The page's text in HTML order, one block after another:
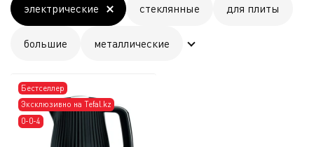
электрические стеклянные для плиты
большие металлические
Бестселлер
Эксклюзивно на Tefal.kz
0-0-4